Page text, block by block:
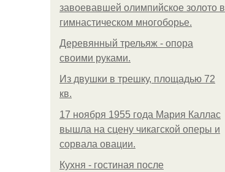
завоевавшей олимпийское золото в
гимнастическом многоборье.
Деревянный трельяж - опора
своими руками.
Из двушки в трешку, площадью 72
кв.
17 ноября 1955 года Мария Каллас
вышла на сцену чикагской оперы и
сорвала овации.
Кухня - гостиная после